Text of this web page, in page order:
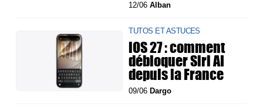
12/06Alban
TUTOS ET ASTUCES
iOS 27 : comment
débloquer Siri AI
depuis la France
09/06 Dargo